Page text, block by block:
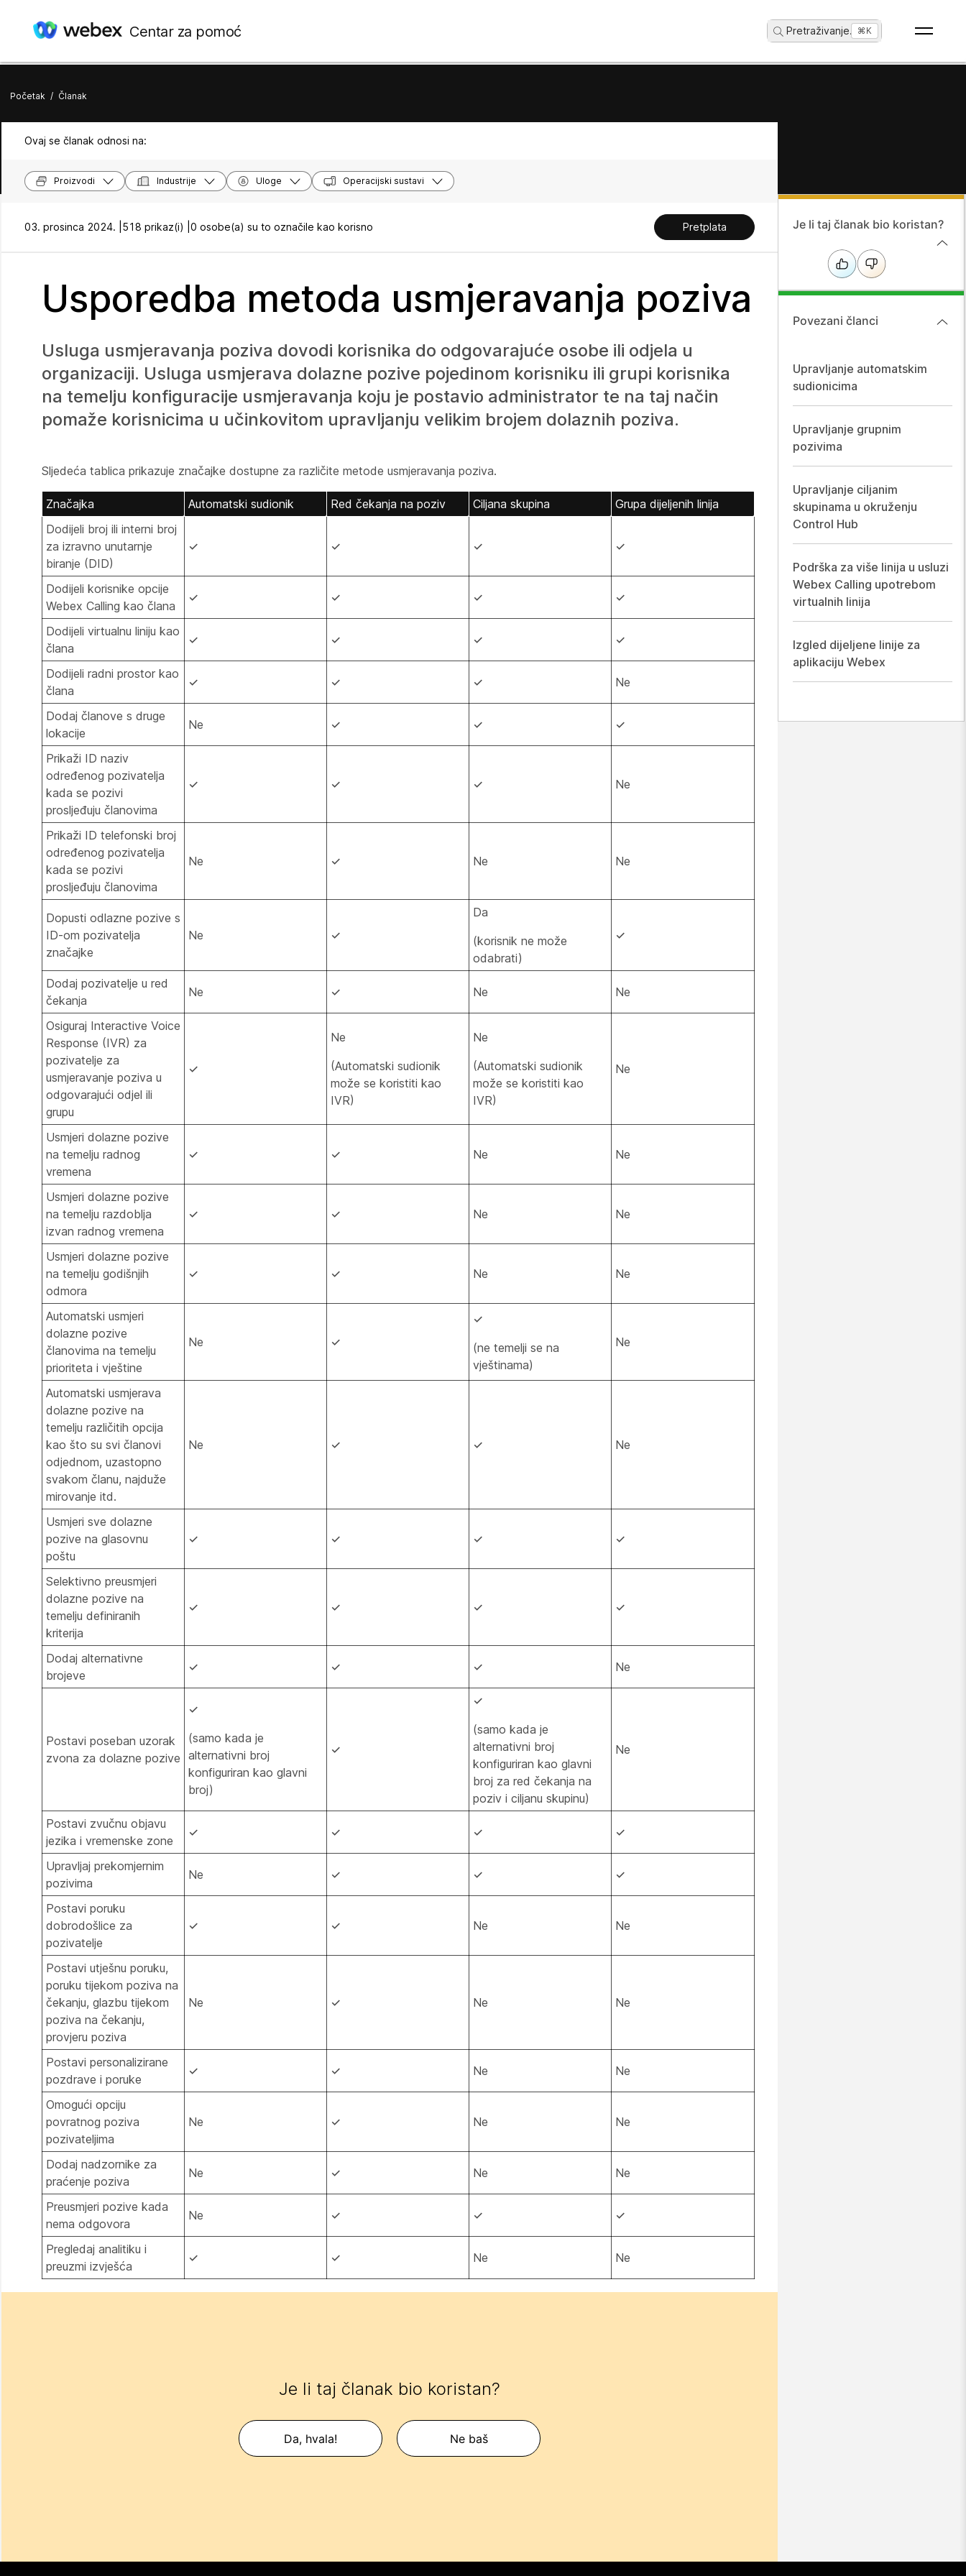
Centar za pomoć Pretraživanje... ⌘K
Početak / Članak
Ovaj se članak odnosi na:
Proizvodi Industrije Uloge Operacijski sustavi
03. prosinca 2024. | 518 prikaz(i) | 0 osobe(a) su to označile kao korisno Pretplata
Usporedba metoda usmjeravanja poziva
Usluga usmjeravanja poziva dovodi korisnika do odgovarajuće osobe ili odjela u
organizaciji. Usluga usmjerava dolazne pozive pojedinom korisniku ili grupi korisnika
na temelju konfiguracije usmjeravanja koju je postavio administrator te na taj način
pomaže korisnicima u učinkovitom upravljanju velikim brojem dolaznih poziva.
Sljedeća tablica prikazuje značajke dostupne za različite metode usmjeravanja poziva.
Značajka Automatski sudionik Red čekanja na poziv Ciljana skupina
Grupa dijeljenih linija
Dodijeli broj ili interni broj
za izravno unutarnje
biranje (DID)
✓ ✓ ✓ ✓
Dodijeli korisnike opcije
Webex Calling kao člana
✓ ✓ ✓ ✓
Dodijeli virtualnu liniju kao
člana
✓ ✓ ✓ ✓
Dodijeli radni prostor kao
člana
✓ ✓ ✓ Ne
Dodaj članove s druge
lokacije
Ne ✓ ✓ ✓
Prikaži ID naziv
određenog pozivatelja
kada se pozivi
prosljeđuju članovima
✓ ✓ ✓ Ne
Prikaži ID telefonski broj
određenog pozivatelja
kada se pozivi
prosljeđuju članovima
Ne ✓ Ne Ne
Dopusti odlazne pozive s
ID-om pozivatelja
značajke
Ne ✓
Da
(korisnik ne može
odabrati)
✓
Dodaj pozivatelje u red
čekanja
Ne ✓ Ne Ne
Osiguraj Interactive Voice
Response (IVR) za
pozivatelje za
usmjeravanje poziva u
odgovarajući odjel ili
grupu
✓
Ne
(Automatski sudionik
može se koristiti kao
IVR)
Ne
(Automatski sudionik
može se koristiti kao
IVR)
Ne
Usmjeri dolazne pozive
na temelju radnog
vremena
✓ ✓ Ne Ne
Usmjeri dolazne pozive
na temelju razdoblja
izvan radnog vremena
✓ ✓ Ne Ne
Usmjeri dolazne pozive
na temelju godišnjih
odmora
✓ ✓ Ne Ne
Automatski usmjeri
dolazne pozive
članovima na temelju
prioriteta i vještine
Ne ✓
✓
(ne temelji se na
vještinama)
Ne
Automatski usmjerava
dolazne pozive na
temelju različitih opcija
kao što su svi članovi
odjednom, uzastopno
svakom članu, najduže
mirovanje itd.
Ne ✓ ✓ Ne
Usmjeri sve dolazne
pozive na glasovnu
poštu
✓ ✓ ✓ ✓
Selektivno preusmjeri
dolazne pozive na
temelju definiranih
kriterija
✓ ✓ ✓ ✓
Dodaj alternativne
brojeve
✓ ✓ ✓ Ne
Postavi poseban uzorak
zvona za dolazne pozive
✓
(samo kada je
alternativni broj
konfiguriran kao glavni
broj)
✓
✓
(samo kada je
alternativni broj
konfiguriran kao glavni
broj za red čekanja na
poziv i ciljanu skupinu)
Ne
Postavi zvučnu objavu
jezika i vremenske zone
✓ ✓ ✓ ✓
Upravljaj prekomjernim
pozivima
Ne ✓ ✓ ✓
Postavi poruku
dobrodošlice za
pozivatelje
✓ ✓ Ne Ne
Postavi utješnu poruku,
poruku tijekom poziva na
čekanju, glazbu tijekom
poziva na čekanju,
provjeru poziva
Ne ✓ Ne Ne
Postavi personalizirane
pozdrave i poruke
✓ ✓ Ne Ne
Omogući opciju
povratnog poziva
pozivateljima
Ne ✓ Ne Ne
Dodaj nadzornike za
praćenje poziva
Ne ✓ Ne Ne
Preusmjeri pozive kada
nema odgovora
Ne ✓ ✓ ✓
Pregledaj analitiku i
preuzmi izvješća
✓ ✓ Ne Ne
Je li taj članak bio koristan?
Da, hvala! Ne baš
Je li taj članak bio koristan?
Povezani članci
Upravljanje automatskim
sudionicima
Upravljanje grupnim
pozivima
Upravljanje ciljanim
skupinama u okruženju
Control Hub
Podrška za više linija u usluzi
Webex Calling upotrebom
virtualnih linija
Izgled dijeljene linije za
aplikaciju Webex